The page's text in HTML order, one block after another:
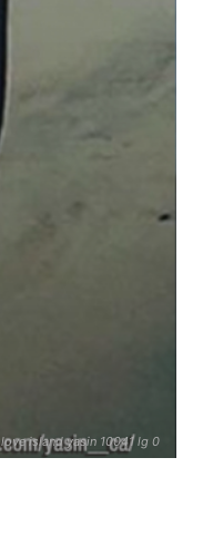
love island yasin 10041 lg 0